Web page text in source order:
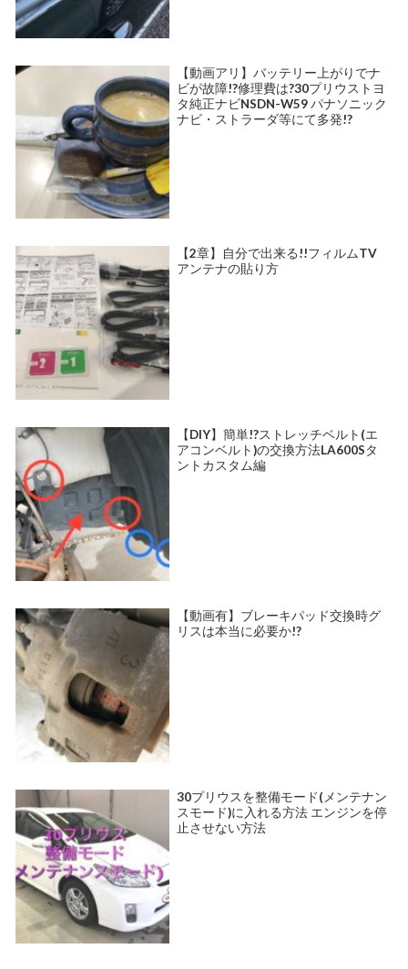
【動画アリ】バッテリー上がりでナ
ビが故障!?修理費は?30プリウストヨ
タ純正ナビNSDN-W59 パナソニック
ナビ・ストラーダ等にて多発!?
【2章】自分で出来る!!フィルムTV
アンテナの貼り方
【DIY】簡単!?ストレッチベルト(エ
アコンベルト)の交換方法LA600Sタ
ントカスタム編
【動画有】ブレーキパッド交換時グ
リスは本当に必要か!?
30プリウスを整備モード(メンテナン
スモード)に入れる方法 エンジンを停
止させない方法